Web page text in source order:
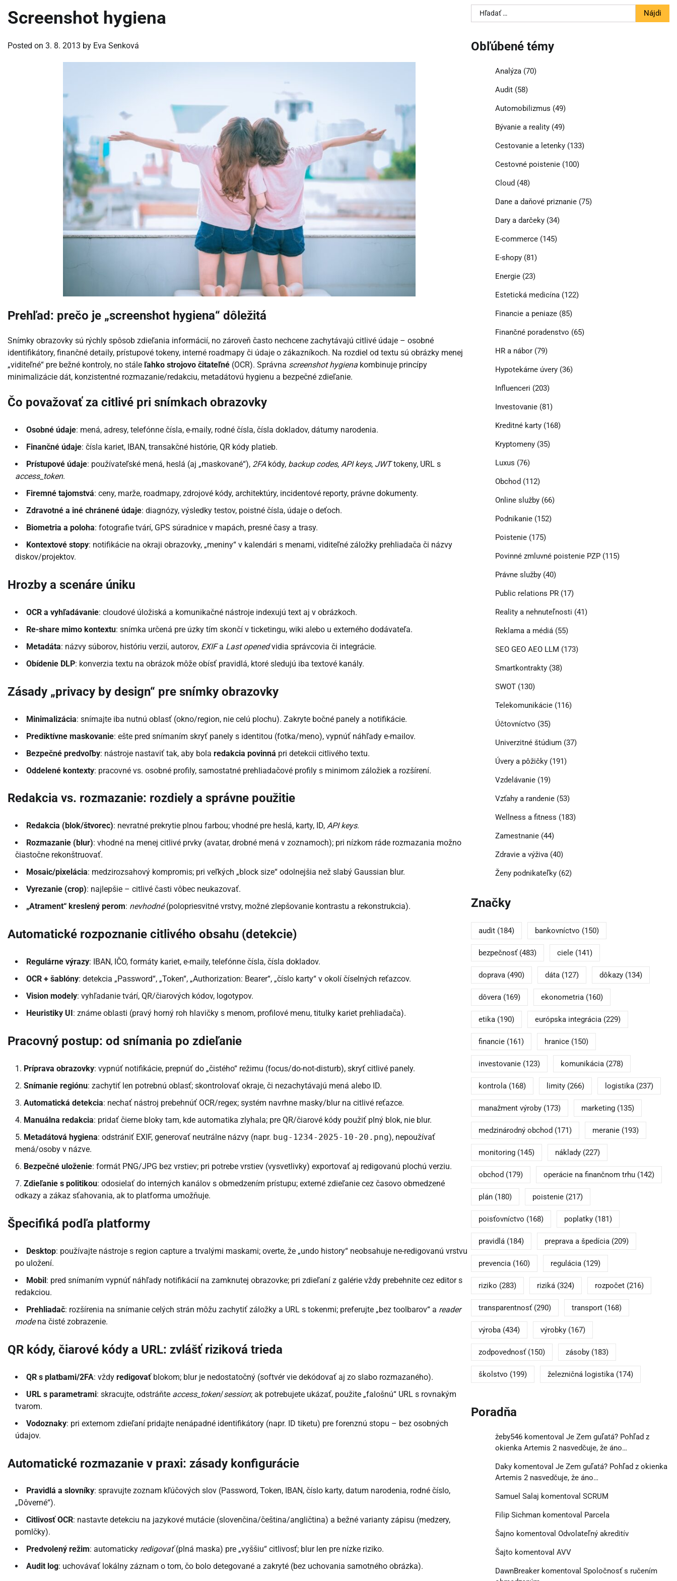
Screenshot hygiena
Posted on 3. 8. 2013 by Eva Senková
Prehľad: prečo je „screenshot hygiena“ dôležitá
Snímky obrazovky sú rýchly spôsob zdieľania informácií, no zároveň často nechcene zachytávajú citlivé údaje – osobné
identifikátory, finančné detaily, prístupové tokeny, interné roadmapy či údaje o zákazníkoch. Na rozdiel od textu sú obrázky menej
„viditeľné“ pre bežné kontroly, no stále ľahko strojovo čitateľné (OCR). Správna screenshot hygiena kombinuje princípy
minimalizácie dát, konzistentné rozmazanie/redakciu, metadátovú hygienu a bezpečné zdieľanie.
Čo považovať za citlivé pri snímkach obrazovky
Osobné údaje: mená, adresy, telefónne čísla, e-maily, rodné čísla, čísla dokladov, dátumy narodenia.
Finančné údaje: čísla kariet, IBAN, transakčné histórie, QR kódy platieb.
Prístupové údaje: používateľské mená, heslá (aj „maskované“), 2FAkódy, backup codes, API keys, JWTtokeny, URL s
access_token.
Firemné tajomstvá: ceny, marže, roadmapy, zdrojové kódy, architektúry, incidentové reporty, právne dokumenty.
Zdravotné a iné chránené údaje: diagnózy, výsledky testov, poistné čísla, údaje o deťoch.
Biometria a poloha: fotografie tvárí, GPS súradnice v mapách, presné časy a trasy.
Kontextové stopy: notifikácie na okraji obrazovky, „meniny“ v kalendári s menami, viditeľné záložky prehliadača či názvy
diskov/projektov.
Hrozby a scenáre úniku
OCR a vyhľadávanie: cloudové úložiská a komunikačné nástroje indexujú text aj v obrázkoch.
Re-share mimo kontextu: snímka určená pre úzky tím skončí v ticketingu, wiki alebo u externého dodávateľa.
Metadáta: názvy súborov, históriu verzií, autorov, EXIFa Last openedvidia správcovia či integrácie.
Obídenie DLP: konverzia textu na obrázok môže obísť pravidlá, ktoré sledujú iba textové kanály.
Zásady „privacy by design“ pre snímky obrazovky
Minimalizácia: snímajte iba nutnú oblasť (okno/region, nie celú plochu). Zakryte bočné panely a notifikácie.
Prediktívne maskovanie: ešte pred snímaním skryť panely s identitou (fotka/meno), vypnúť náhľady e-mailov.
Bezpečné predvoľby: nástroje nastaviť tak, aby bola redakcia povinná pri detekcii citlivého textu.
Oddelené kontexty: pracovné vs. osobné profily, samostatné prehliadačové profily s minimom záložiek a rozšírení.
Redakcia vs. rozmazanie: rozdiely a správne použitie
Redakcia (blok/štvorec): nevratné prekrytie plnou farbou; vhodné pre heslá, karty, ID, API keys.
Rozmazanie (blur): vhodné na menej citlivé prvky (avatar, drobné mená v zoznamoch); pri nízkom ráde rozmazania možno
čiastočne rekonštruovať.
Mosaic/pixelácia: medzirozsahový kompromis; pri veľkých „block size“ odolnejšia než slabý Gaussian blur.
Vyrezanie (crop): najlepšie – citlivé časti vôbec neukazovať.
„Atrament“ kreslený perom: nevhodné(polopriesvitné vrstvy, možné zlepšovanie kontrastu a rekonstrukcia).
Automatické rozpoznanie citlivého obsahu (detekcie)
Regulárne výrazy: IBAN, IČO, formáty kariet, e-maily, telefónne čísla, čísla dokladov.
OCR + šablóny: detekcia „Password“, „Token“, „Authorization: Bearer“, „číslo karty“ v okolí číselných reťazcov.
Vision modely: vyhľadanie tvárí, QR/čiarových kódov, logotypov.
Heuristiky UI : známe oblasti (pravý horný roh hlavičky s menom, profilové menu, titulky kariet prehliadača).
Pracovný postup: od snímania po zdieľanie
Príprava obrazovky: vypnúť notifikácie, prepnúť do „čistého“ režimu (focus/do-not-disturb), skryť citlivé panely.
Snímanie regiónu: zachytiť len potrebnú oblasť; skontrolovať okraje, či nezachytávajú mená alebo ID.
Automatická detekcia: nechať nástroj prebehnúť OCR/regex; systém navrhne masky/blur na citlivé reťazce.
Manuálna redakcia: pridať čierne bloky tam, kde automatika zlyhala; pre QR/čiarové kódy použiť plný blok, nie blur.
Metadátová hygiena: odstrániť EXIF, generovať neutrálne názvy (napr. bug-1234-2025-10-20.png), nepoužívať
mená/osoby v názve.
Bezpečné uloženie: formát PNG/JPG bez vrstiev; pri potrebe vrstiev (vysvetlivky) exportovať aj redigovanú plochú verziu.
Zdieľanie s politikou: odosielať do interných kanálov s obmedzením prístupu; externé zdieľanie cez časovo obmedzené
odkazy a zákaz sťahovania, ak to platforma umožňuje.
Špecifiká podľa platformy
Desktop: používajte nástroje s region capture a trvalými maskami; overte, že „undo history“ neobsahuje ne-redigovanú vrstvu
po uložení.
Mobil: pred snímaním vypnúť náhľady notifikácií na zamknutej obrazovke; pri zdieľaní z galérie vždy prebehnite cez editor s
redakciou.
Prehliadač: rozšírenia na snímanie celých strán môžu zachytiť záložky a URL s tokenmi; preferujte „bez toolbarov“ a reader
modena čisté zobrazenie.
QR kódy, čiarové kódy a URL: zvlášť riziková trieda
QR s platbami/2FA: vždy redigovaťblokom; blur je nedostatočný (softvér vie dekódovať aj zo slabo rozmazaného).
URL s parametrami: skracujte, odstráňte access_token/session; ak potrebujete ukázať, použite „falošnú“ URL s rovnakým
tvarom.
Vodoznaky: pri externom zdieľaní pridajte nenápadné identifikátory (napr. ID tiketu) pre forenznú stopu – bez osobných
údajov.
Automatické rozmazanie v praxi: zásady konfigurácie
Pravidlá a slovníky: spravujte zoznam kľúčových slov (Password, Token, IBAN, číslo karty, datum narodenia, rodné číslo,
„Dôverné“).
Citlivosť OCR: nastavte detekciu na jazykové mutácie (slovenčina/čeština/angličtina) a bežné varianty zápisu (medzery,
pomlčky).
Predvolený režim: automaticky redigovať(plná maska) pre „vyššiu“ citlivosť; blur len pre nízke riziko.
Audit log: uchovávať lokálny záznam o tom, čo bolo detegované a zakryté (bez uchovania samotného obrázka).
Hľadať:
Obľúbené témy
Analýza(70)
Audit(58)
Automobilizmus (49)
Bývanie a reality(49)
Cestovanie a letenky(133)
Cestovné poistenie(100)
Cloud (48)
Dane a daňové priznanie(75)
Dary a darčeky(34)
E-commerce(145)
E-shopy(81)
Energie(23)
Estetická medicína(122)
Financie a peniaze(85)
Finančné poradenstvo (65)
HR a nábor(79)
Hypotekárne úvery(36)
Influenceri (203)
Investovanie(81)
Kreditné karty(168)
Kryptomeny(35)
Luxus (76)
Obchod (112)
Online služby(66)
Podnikanie(152)
Poistenie(175)
Povinné zmluvné poistenie PZP(115)
Právne služby(40)
Public relations PR(17)
Reality a nehnuteľnosti (41)
Reklama a médiá(55)
SEO GEO AEO LLM (173)
Smartkontrakty(38)
SWOT(130)
Telekomunikácie(116)
Účtovníctvo (35)
Univerzitné štúdium(37)
Úvery a pôžičky(191)
Vzdelávanie(19)
Vzťahy a randenie(53)
Wellness a fitness (183)
Zamestnanie(44)
Zdravie a výživa(40)
Ženy podnikateľky(62)
Značky
audit(184) bankovníctvo (150)
bezpečnosť(483) ciele(141)
doprava(490) dáta(127) dôkazy(134)
dôvera(169) ekonometria(160)
etika(190) európska integrácia(229)
financie(161) hranice(150)
investovanie(123) komunikácia(278)
kontrola(168) limity(266) logistika(237)
manažment výroby(173) marketing(135)
medzinárodný obchod (171) meranie(193)
monitoring(145) náklady(227)
obchod (179) operácie na finančnom trhu(142)
plán(180) poistenie(217)
poisťovníctvo (168) poplatky(181)
pravidlá(184) preprava a špedícia(209)
prevencia(160) regulácia(129)
riziko (283) riziká(324) rozpočet(216)
transparentnosť(290) transport(168)
výroba(434) výrobky(167)
zodpovednosť(150) zásoby(183)
školstvo (199) železničná logistika(174)
Poradňa
žeby546komentoval Je Zem guľatá? Pohľad z
okienka Artemis 2 nasvedčuje, že áno…
Dakykomentoval Je Zem guľatá? Pohľad z okienka
Artemis 2 nasvedčuje, že áno…
Samuel Salaj komentoval SCRUM
Filip Sichmankomentoval Parcela
Šajno komentoval Odvolateľný akreditív
Šajto komentoval AVV
DawnBreakerkomentoval Spoločnosť s ručením